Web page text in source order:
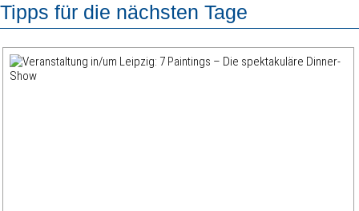
Tipps für die nächsten Tage